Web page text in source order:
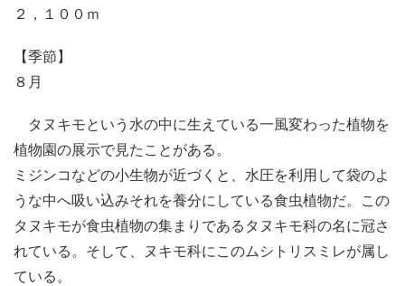
２，１００ｍ
【季節】
８月
タヌキモという水の中に生えている一風変わった植物を
植物園の展示で見たことがある。
ミジンコなどの小生物が近づくと、水圧を利用して袋のよ
うな中へ吸い込みそれを養分にしている食虫植物だ。この
タヌキモが食虫植物の集まりであるタヌキモ科の名に冠さ
れている。そして、ヌキモ科にこのムシトリスミレが属し
ている。